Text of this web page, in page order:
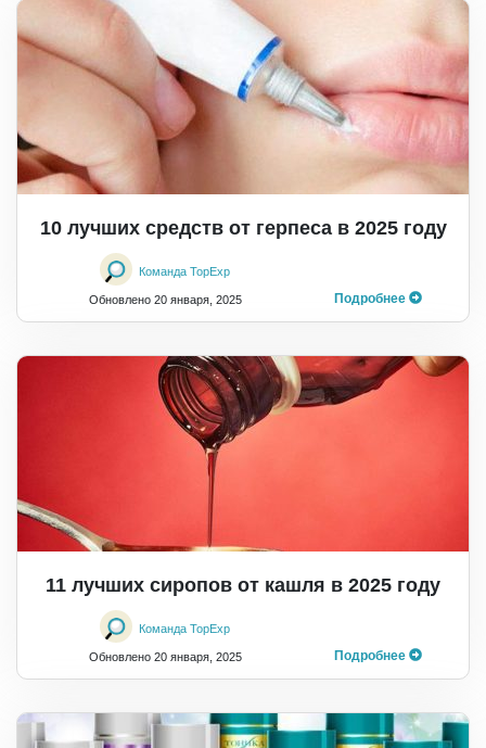
10 лучших средств от герпеса в 2025 году
Команда TopExp
Обновлено 20 января, 2025 Подробнее
11 лучших сиропов от кашля в 2025 году
Команда TopExp
Обновлено 20 января, 2025 Подробнее